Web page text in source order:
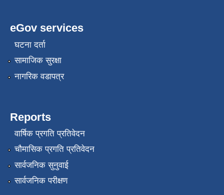
eGov services
घटना दर्ता
सामाजिक सुरक्षा
नागरिक वडापत्र
Reports
वार्षिक प्रगति प्रतिवेदन
चौमासिक प्रगति प्रतिवेदन
सार्वजनिक सुनुवाई
सार्वजनिक परीक्षण